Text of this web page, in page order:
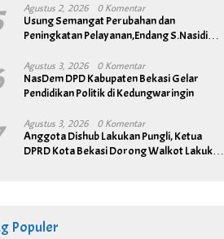
Agustus 2, 2026 0 Komentar
Usung Semangat Perubahan dan
Peningkatan Pelayanan,Endang S.Nasidi
Agustus 3, 2026 0 Komentar
NasDem DPD Kabupaten Bekasi Gelar
Pendidikan Politik di Kedungwaringin
Agustus 3, 2026 0 Komentar
Anggota Dishub Lakukan Pungli, Ketua
DPRD Kota Bekasi Dorong Walkot Lakukan
Populer